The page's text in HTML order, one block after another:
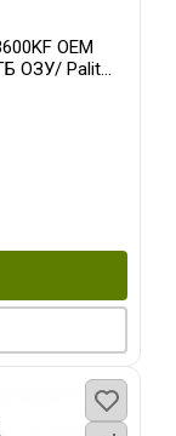
OEM
ОЗУ/ Palit
3xDP